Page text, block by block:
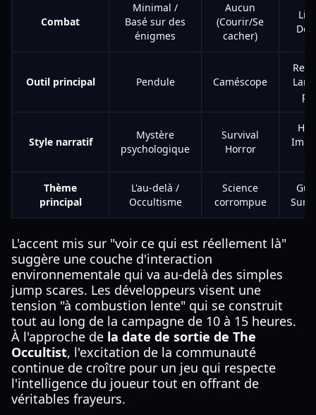
Combat
Minimal /
Basé sur des
énigmes
Aucun
(Courir/Se
cacher)
Outil principal Pendule Caméscope
Style narratif
Mystère
psychologique
Survival
Horror
Thème
principal
L'au-delà /
Occultisme
Science
corrompue
L'accent mis sur "voir ce qui est réellement là"
suggère une couche d'interaction
environnementale qui va au-delà des simples
jump scares. Les développeurs visent une
tension "à combustion lente" qui se construit
tout au long de la campagne de 10 à 15 heures.
À l'approche de la date de sortie de The
Occultist, l'excitation de la communauté
continue de croître pour un jeu qui respecte
l'intelligence du joueur tout en offrant de
véritables frayeurs.